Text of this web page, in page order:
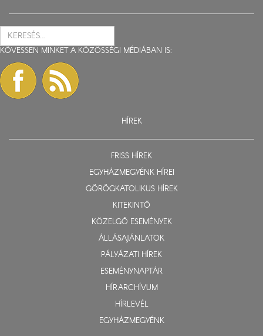
KÖVESSEN MINKET A KÖZÖSSÉGI MÉDIÁBAN IS:
HÍREK
FRISS HÍREK
EGYHÁZMEGYÉNK HÍREI
GÖRÖGKATOLIKUS HÍREK
KITEKINTŐ
KÖZELGŐ ESEMÉNYEK
ÁLLÁSAJÁNLATOK
PÁLYÁZATI HÍREK
ESEMÉNYNAPTÁR
HÍRARCHÍVUM
HÍRLEVÉL
EGYHÁZMEGYÉNK